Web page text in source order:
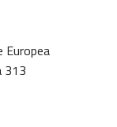
Europea
313